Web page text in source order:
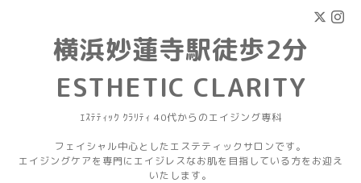
横浜妙蓮寺駅徒歩2分
ESTHETIC CLARITY
ｴｽﾃﾃｨｯｸ ｸﾗﾘﾃｨ 40代からのエイジング専科
フェイシャル中心としたエステティックサロンです。
エイジングケアを専門にエイジレスなお肌を目指している方をお迎え
いたします。